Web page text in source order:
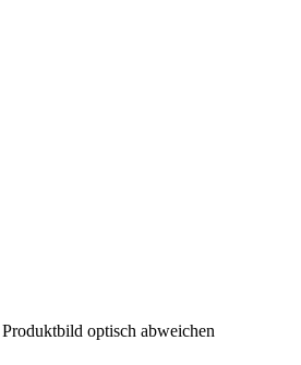
optisch abweichen